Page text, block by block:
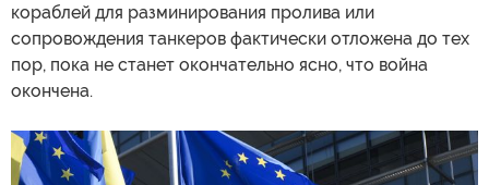
кораблей для разминирования пролива или
сопровождения танкеров фактически отложена до тех
пор, пока не станет окончательно ясно, что война
окончена.